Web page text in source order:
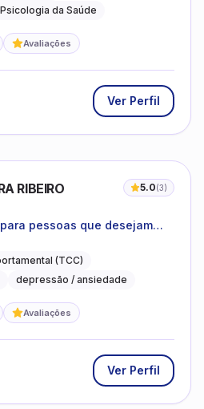
Psicologia da Saúde
Avaliações
Ver Perfil
RIBEIRO 5.0(3)
pessoas que desejam
dia a dia(TCC)
depressão / ansiedade
Avaliações
Ver Perfil